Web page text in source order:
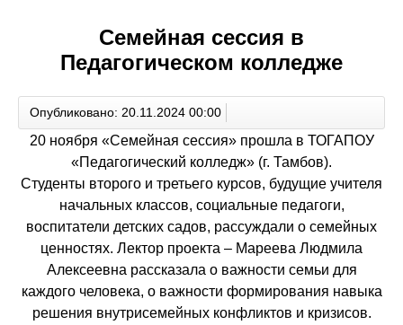
Семейная сессия в
Педагогическом колледже
Опубликовано: 20.11.2024 00:00
20 ноября «Семейная сессия» прошла в ТОГАПОУ
«Педагогический колледж» (г. Тамбов).
Студенты второго и третьего курсов, будущие учителя
начальных классов, социальные педагоги,
воспитатели детских садов, рассуждали о семейных
ценностях. Лектор проекта – Мареева Людмила
Алексеевна рассказала о важности семьи для
каждого человека, о важности формирования навыка
решения внутрисемейных конфликтов и кризисов.